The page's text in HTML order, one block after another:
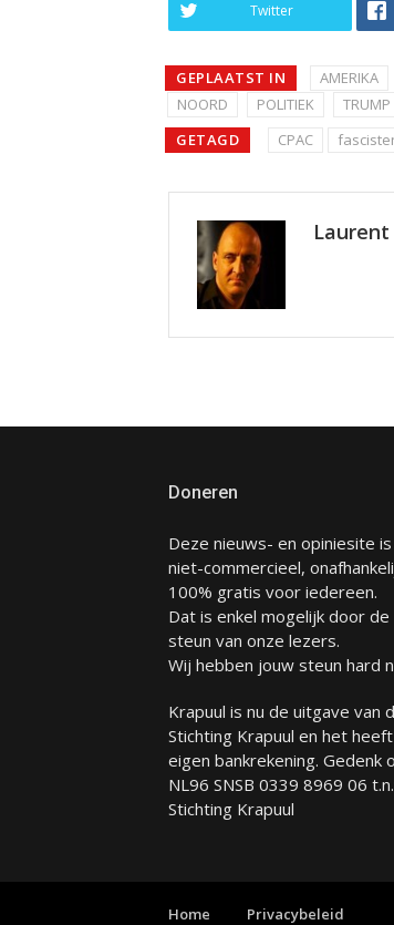
Twitter
GEPLAATST IN AMERIKA
NOORD
POLITIEK
TRUMP
GETAGD
CPAC
Doneren
Deze nieuws- en opiniesite is
niet-commercieel,
100% gratis voor iedereen.
Dat is enkel mogelijk door de
steun van onze lezers.
Wij hebben jouw steun hard
Krapuul is nu de uitgave van
Stichting Krapuul en het
eigen bankrekening. Gedenk
NL96 SNSB 0339 8969 06
Stichting Krapuul
Home Privacybeleid